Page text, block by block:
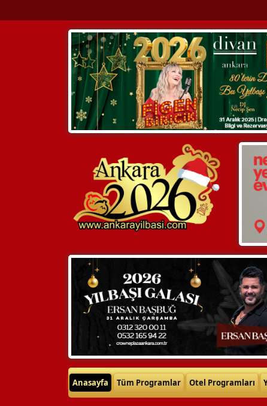
Anasayfa Tüm Programlar Otel Programları